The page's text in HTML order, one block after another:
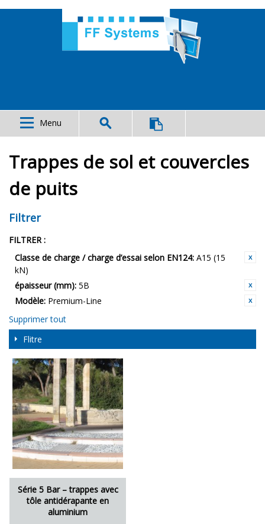
Menu
Trappes de sol et couvercles
de puits
Filtrer
FILTRER :
Classe de charge / charge d’essai selon EN124: A15 (15
kN)
épaisseur (mm): 5B
Modèle: Premium-Line
Supprimer tout
Flitre
Série 5 Bar – trappes avec
tôle antidérapante en
aluminium